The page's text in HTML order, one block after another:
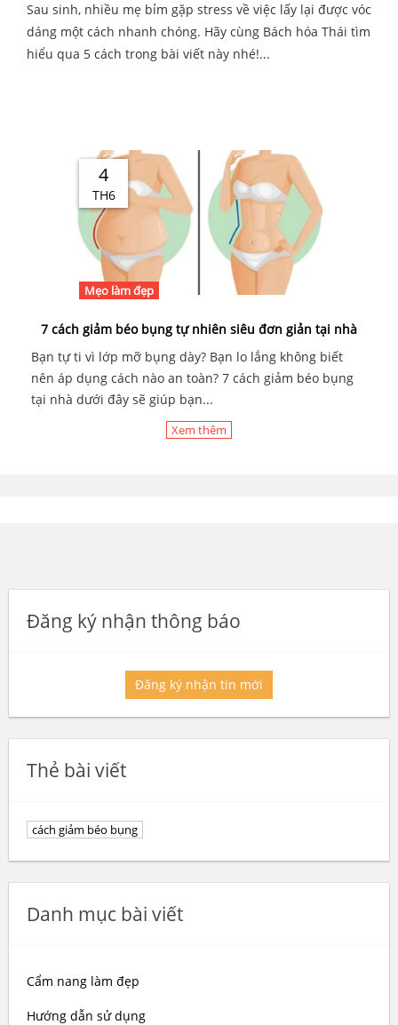
Sau sinh, nhiều mẹ bỉm gặp stress về việc lấy lại được vóc
dáng một cách nhanh chóng. Hãy cùng Bách hóa Thái tìm
hiểu qua 5 cách trong bài viết này nhé!...
4
TH6
Mẹo làm đẹp
7 cách giảm béo bụng tự nhiên siêu đơn giản tại nhà
Bạn tự ti vì lớp mỡ bụng dày? Bạn lo lắng không biết
nên áp dụng cách nào an toàn? 7 cách giảm béo bụng
tại nhà dưới đây sẽ giúp bạn...
Xem thêm
Đăng ký nhận thông báo
Đăng ký nhận tin mới
Thẻ bài viết
cách giảm béo bụng
Danh mục bài viết
Cẩm nang làm đẹp
Hướng dẫn sử dụng